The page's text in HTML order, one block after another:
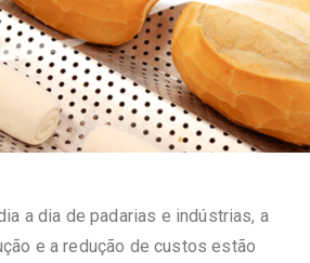
a dia de padarias e indústrias, a
e a redução de custos estão